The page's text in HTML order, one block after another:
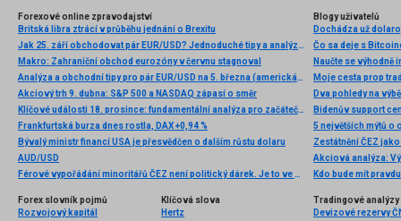
Forexové online zpravodajství
Britská libra ztrácí v průběhu jednání o Brexitu
Jak 25. září obchodovat pár EUR/USD? Jednoduché tipy a analýza obchodů pro začátečníky.
Makro: Zahraniční obchod eurozóny v červnu stagnoval
Analýza a obchodní tipy pro pár EUR/USD na 5. března (americká seance)
Akciový trh 9. dubna: S&P 500 a NASDAQ zápasí o směr
Klíčové události 18. prosince: fundamentální analýza pro začátečníky
Frankfurtská burza dnes rostla, DAX +0,94 %
Bývalý ministr financí USA je přesvědčen o dalším růstu dolaru
AUD/USD
Férové vypořádání minoritářů ČEZ není politický dárek. Je to ve vyspělé ekonomice nijak zvláštní cena za to, že ČEZ byl roky burzovní společností, zatímco nyní po něm stát chce roli strategického nástroje
Blogy uživatelů
Dochádza už
Čo sa deje s
Naučte se výhodně
Moje cesta prop
Dva pohledy na
Bidenův support
5 největších mýtů o
Zestátnění ČEZ
Kdo bude mít
Forex slovník pojmů
Rozvojový kapitál
Klíčová slova
Hertz
Tradingové analýzy
Devizové rezervy